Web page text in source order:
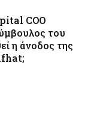
COO
του
η άνοδος της